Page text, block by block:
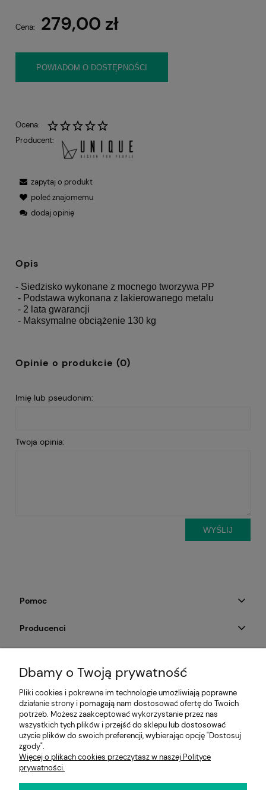
Cena: 279,00 zł
POWIADOM O DOSTĘPNOŚCI
Ocena:
Producent:
zapytaj o produkt
poleć znajomemu
dodaj opinię
Opis
- Siedzisko wykonane z mocnego tworzywa PP
- Podstawa wykonana z lakierowanego metalu
- 2 lata gwarancji
- Maksymalne obciążenie 130 kg
Opinie o produkcie (0)
Imię lub pseudonim:
Twoja opinia:
WYŚLIJ
Pomoc
Producenci
Na skróty
Informacje
E-KRZESŁO
Biuro handlowe (bez ekspozycji). Prosimy o wcześniejszy
kontakt przed wizytą
Dbamy o Twoją prywatność
Pliki cookies i pokrewne im technologie umożliwiają poprawne
działanie strony i pomagają nam dostosować ofertę do Twoich
potrzeb. Możesz zaakceptować wykorzystanie przez nas
wszystkich tych plików i przejść do sklepu lub dostosować
użycie plików do swoich preferencji, wybierając opcję "Dostosuj
zgody".
Więcej o plikach cookies przeczytasz w naszej Polityce
prywatności.